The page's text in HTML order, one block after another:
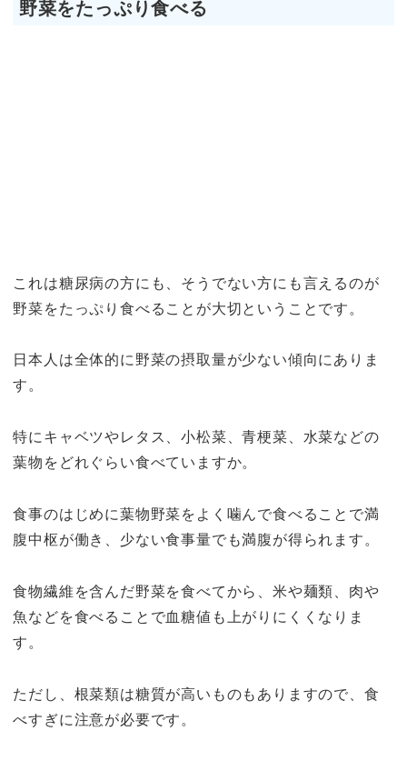
野菜をたっぷり食べる
特にキャベツやレタス、小松菜、青梗菜、水菜などの
葉物をどれぐらい食べていますか。
食事のはじめに葉物野菜をよく噛んで食べることで満
腹中枢が働き、少ない食事量でも満腹が得られます。
食物繊維を含んだ野菜を食べてから、米や麺類、肉や
魚などを食べることで血糖値も上がりにくくなりま
ただし、根菜類は糖質が高いものもありますので、食
新着記事